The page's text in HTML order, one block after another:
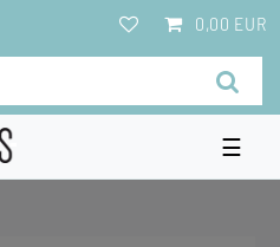
0,00 EUR
☰